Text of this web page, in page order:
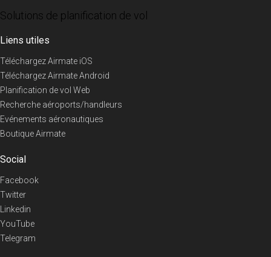
Solutions de planification de vol
Liens utiles
Téléchargez Airmate iOS
Téléchargez Airmate Android
Planification de vol Web
Recherche aéroports/handleurs
Evénements aéronautiques
Boutique Airmate
Social
Facebook
Twitter
Linkedin
YouTube
Telegram